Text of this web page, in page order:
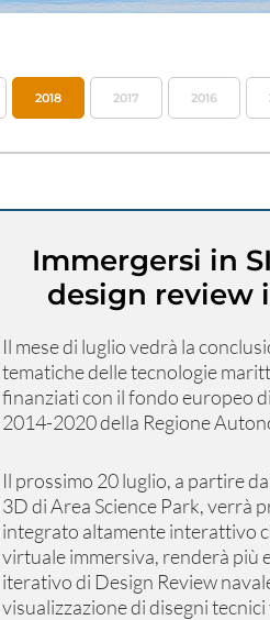
2018 2017 2016
Immergersi in
design review
Il mese di luglio vedrà la
tematiche delle tecnologie
finanziati con il fondo europeo
2014-2020 della Regione
Il prossimo 20 luglio, a partire
3D di Area Science Park, verrà
integrato altamente interattivo
virtuale immersiva, renderà più
iterativo di Design Review
visualizzazione di disegni